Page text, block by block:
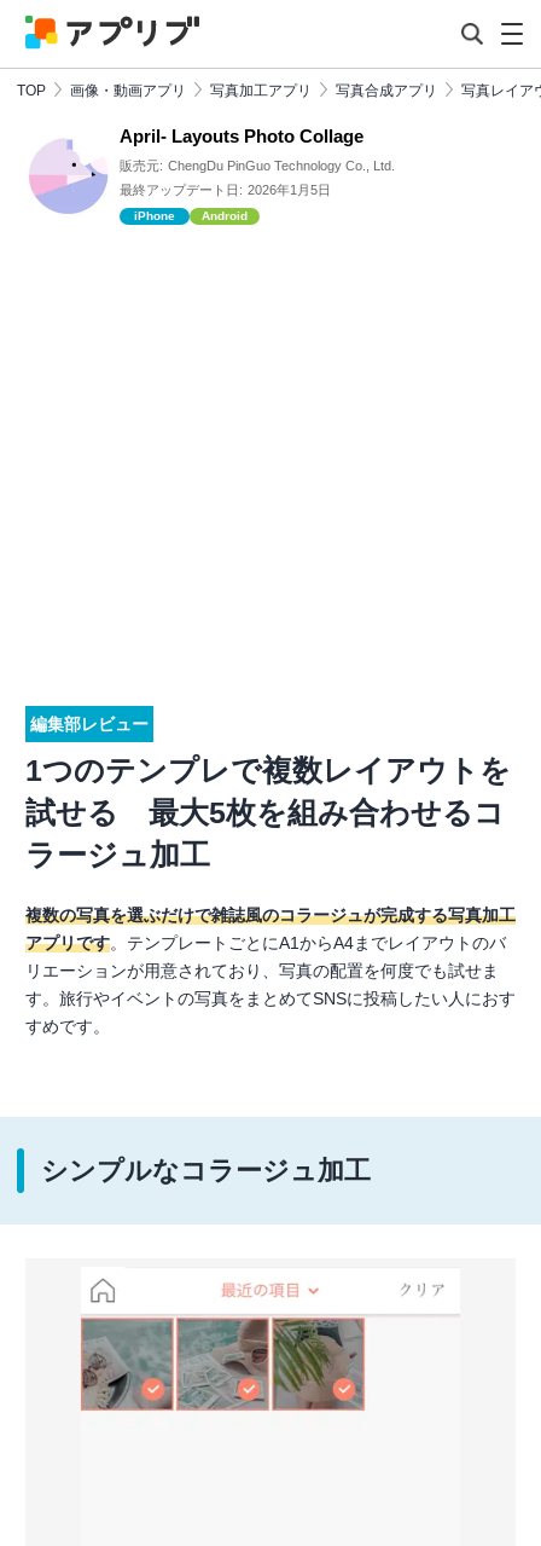
TOP 画像・動画アプリ 写真加工アプリ 写真合成アプリ 写真レイア
April- Layouts Photo Collage
販売元: ChengDu PinGuo Technology Co., Ltd.
最終アップデート日: 2026年1月5日
iPhone Android
編集部レビュー
1つのテンプレで複数レイアウトを
試せる 最大5枚を組み合わせるコ
ラージュ加工
複数の写真を選ぶだけで雑誌風のコラージュが完成する写真加工
アプリです。テンプレートごとにA1からA4までレイアウトのバ
リエーションが用意されており、写真の配置を何度でも試せま
す。旅行やイベントの写真をまとめてSNSに投稿したい人におす
すめです。
シンプルなコラージュ加工